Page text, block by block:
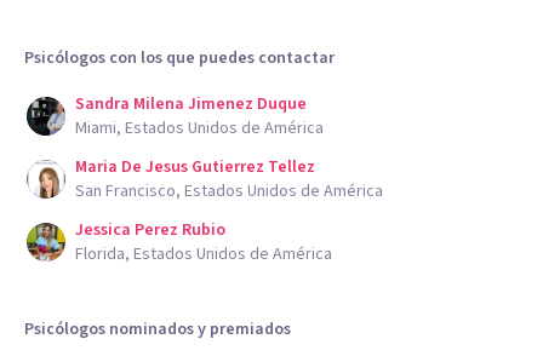
Psicólogos con los que puedes contactar
Sandra Milena Jimenez Duque
Miami, Estados Unidos de América
Maria De Jesus Gutierrez Tellez
San Francisco, Estados Unidos de América
Jessica Perez Rubio
Florida, Estados Unidos de América
Psicólogos nominados y premiados